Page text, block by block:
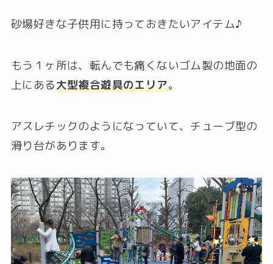
砂場好きな子供用に持っておきたいアイテム♪
もう１ヶ所は、転んでも痛くないゴム製の地面の
上にある大型複合遊具のエリア。
アスレチックのようになっていて、チューブ型の
滑り台があります。